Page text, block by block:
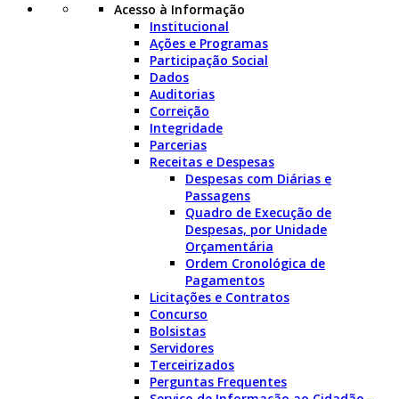
Acesso à Informação
Institucional
Ações e Programas
Participação Social
Dados
Auditorias
Correição
Integridade
Parcerias
Receitas e Despesas
Despesas com Diárias e
Passagens
Quadro de Execução de
Despesas, por Unidade
Orçamentária
Ordem Cronológica de
Pagamentos
Licitações e Contratos
Concurso
Bolsistas
Servidores
Terceirizados
Perguntas Frequentes